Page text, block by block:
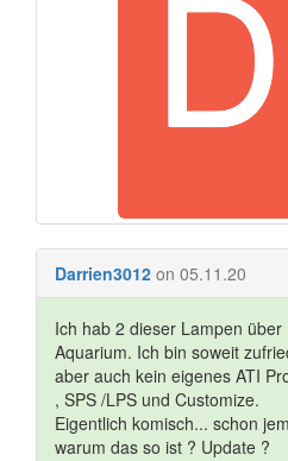
Darrien3012 on 05.11.20
Ich hab 2 dieser Lampen
Aquarium. Ich bin soweit
aber auch kein eigenes ATI
, SPS /LPS und Customize.
Eigentlich komisch... schon
warum das so ist ? Update ?